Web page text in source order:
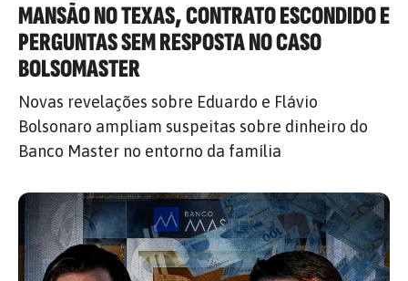
MANSÃO NO TEXAS, CONTRATO ESCONDIDO E
PERGUNTAS SEM RESPOSTA NO CASO
BOLSOMASTER
Novas revelações sobre Eduardo e Flávio
Bolsonaro ampliam suspeitas sobre dinheiro do
Banco Master no entorno da família